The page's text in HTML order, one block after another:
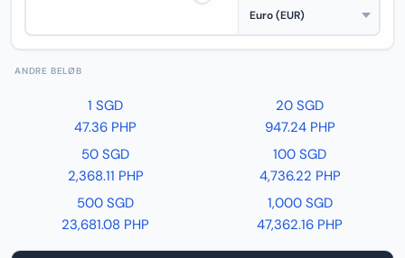
ANDRE BELØB
1 SGD
47.36 PHP
20 SGD
947.24 PHP
50 SGD
2,368.11 PHP
100 SGD
4,736.22 PHP
500 SGD
23,681.08 PHP
1,000 SGD
47,362.16 PHP